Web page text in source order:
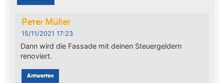
Peter Müller
15/11/2021 17:23
Dann wird die Fassade mit deinen Steuergeldern
renoviert.
Antworten